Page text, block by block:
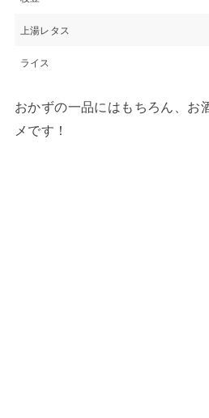
上湯レタス
ライス
おかずの一品にはもちろん、お
メです！